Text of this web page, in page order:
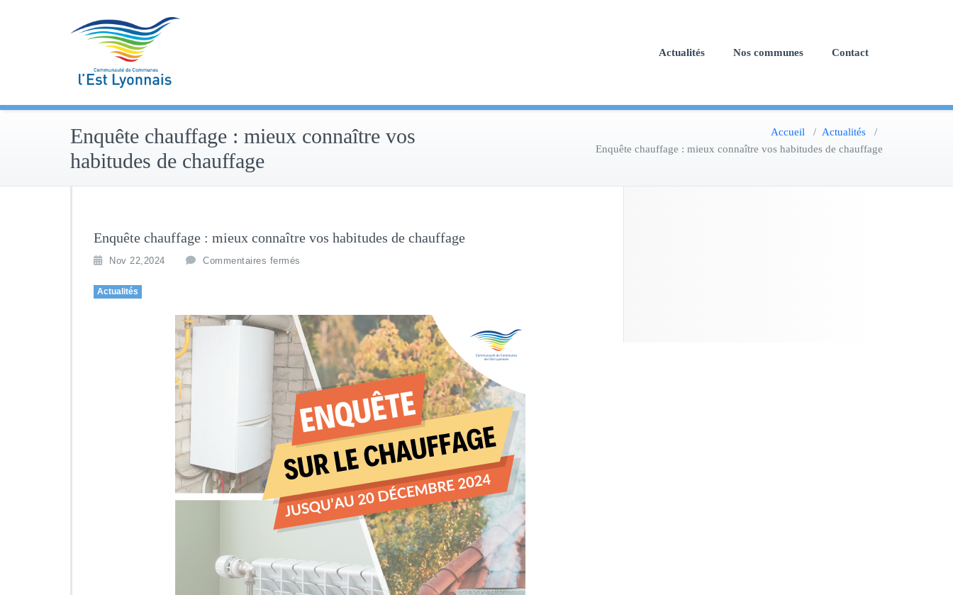
Actualités Nos communes Contact
Enquête chauffage : mieux connaître vos
habitudes de chauffage
Accueil / Actualités /
Enquête chauffage : mieux connaître vos habitudes de chauffage
Enquête chauffage : mieux connaître vos habitudes de chauffage
Nov 22,2024 Commentaires fermés
Actualités